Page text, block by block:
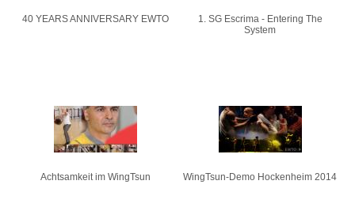
40 YEARS ANNIVERSARY EWTO
1. SG Escrima - Entering The
System
Achtsamkeit im WingTsun WingTsun-Demo Hockenheim 2014